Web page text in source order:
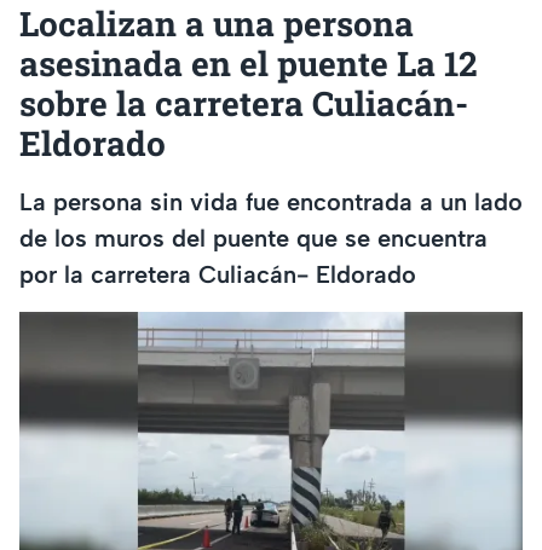
Localizan a una persona
asesinada en el puente La 12
sobre la carretera Culiacán-
Eldorado
La persona sin vida fue encontrada a un lado
de los muros del puente que se encuentra
por la carretera Culiacán- Eldorado